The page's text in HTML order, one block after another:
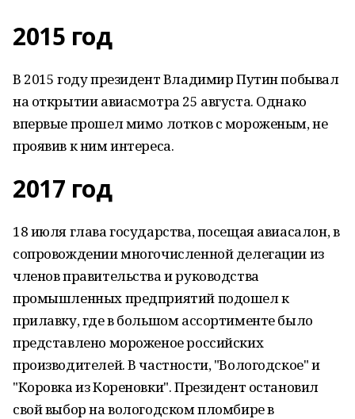
2015 год
В 2015 году президент Владимир Путин побывал
на открытии авиасмотра 25 августа. Однако
впервые прошел мимо лотков с мороженым, не
проявив к ним интереса.
2017 год
18 июля глава государства, посещая авиасалон, в
сопровождении многочисленной делегации из
членов правительства и руководства
промышленных предприятий подошел к
прилавку, где в большом ассортименте было
представлено мороженое российских
производителей. В частности, "Вологодское" и
"Коровка из Кореновки". Президент остановил
свой выбор на вологодском пломбире в